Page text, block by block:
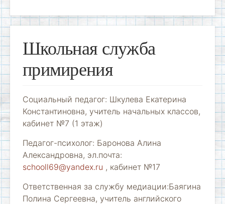
Школьная служба
примирения
Социальный педагог: Шкулева Екатерина
Константиновна, учитель начальных классов,
кабинет №7 (1 этаж)
Педагог-психолог: Баронова Алина
Александровна, эл.почта:
schooll69@yandex.ru , кабинет №17
Ответственная за службу медиации:Баягина
Полина Сергеевна, учитель английского